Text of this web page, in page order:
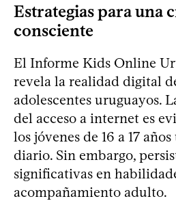
Estrategias para una
consciente
El Informe Kids Online
revela la realidad digital
adolescentes uruguayos.
del acceso a internet es
los jóvenes de 16 a 17
diario. Sin embargo,
significativas en
acompañamiento adulto.